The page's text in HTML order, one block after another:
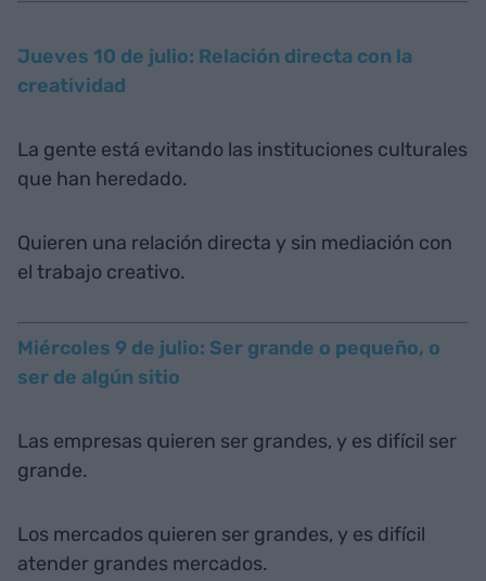
Jueves 10 de julio: Relación directa con la
creatividad
La gente está evitando las instituciones culturales
que han heredado.
Quieren una relación directa y sin mediación con
el trabajo creativo.
Miércoles 9 de julio: Ser grande o pequeño, o
ser de algún sitio
Las empresas quieren ser grandes, y es difícil ser
grande.
Los mercados quieren ser grandes, y es difícil
atender grandes mercados.